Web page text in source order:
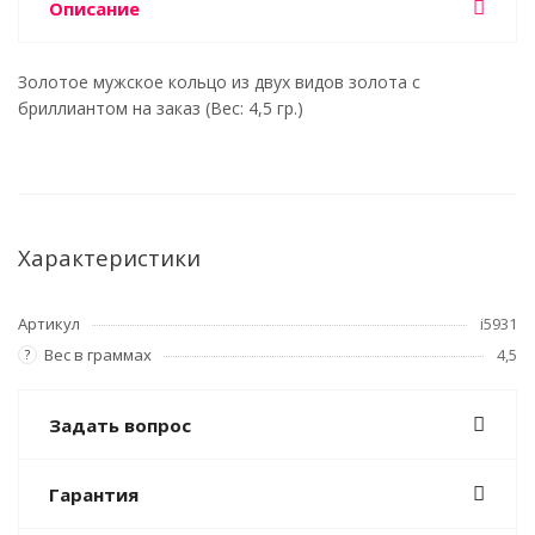
Описание
Золотое мужское кольцо из двух видов золота с
бриллиантом на заказ (Вес: 4,5 гр.)
Характеристики
Артикул i5931
? Вес в граммах 4,5
Задать вопрос
Гарантия